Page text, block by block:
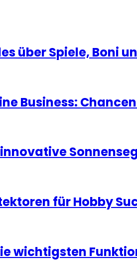
über Spiele, Boni
Business:
innovative
für Hobby
wichtigsten